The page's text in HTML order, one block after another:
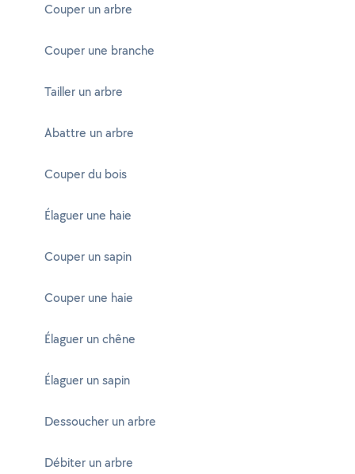
Couper un arbre
Couper une branche
Tailler un arbre
Abattre un arbre
Couper du bois
Élaguer une haie
Couper un sapin
Couper une haie
Élaguer un chêne
Élaguer un sapin
Dessoucher un arbre
Débiter un arbre